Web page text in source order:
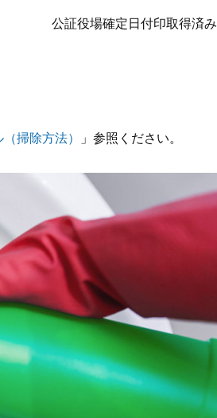
公証役場確定日付印取得済み
掃除方法） 」参照ください。